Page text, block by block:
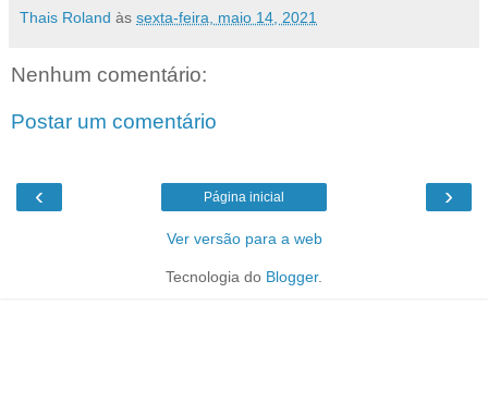
Thais Roland às sexta-feira, maio 14, 2021
Nenhum comentário:
Postar um comentário
‹ ›
Página inicial
Ver versão para a web
Tecnologia do Blogger.